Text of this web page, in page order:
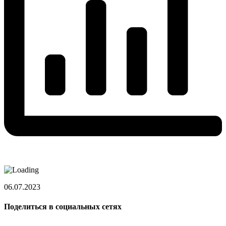
06.07.2023
Поделиться в социальных сетях